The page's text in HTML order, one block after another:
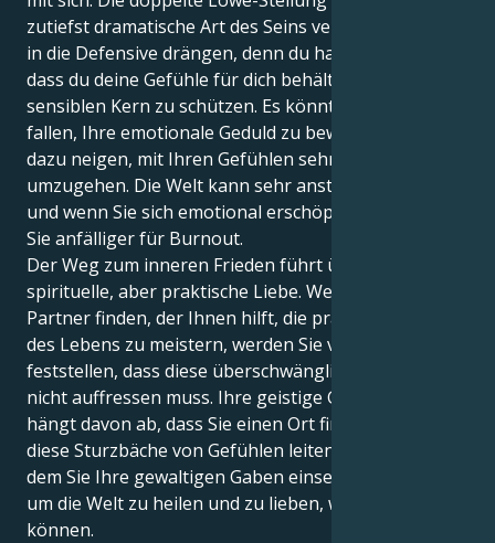
zutiefst dramatische Art des Seins verleihen und dich
in die Defensive drängen, denn du hast das Gefühl,
dass du deine Gefühle für dich behältst, um deinen
sensiblen Kern zu schützen. Es könnte Ihnen schwer
fallen, Ihre emotionale Geduld zu bewahren, da Sie
dazu neigen, mit Ihren Gefühlen sehr sorgfältig
umzugehen. Die Welt kann sehr anstrengend sein,
und wenn Sie sich emotional erschöpft fühlen, sind
Sie anfälliger für Burnout.
Der Weg zum inneren Frieden führt über eine
spirituelle, aber praktische Liebe. Wenn Sie einen
Partner finden, der Ihnen hilft, die praktischen Dinge
des Lebens zu meistern, werden Sie vielleicht
feststellen, dass diese überschwängliche Liebe Sie
nicht auffressen muss. Ihre geistige Gesundheit
hängt davon ab, dass Sie einen Ort finden, an den Sie
diese Sturzbäche von Gefühlen leiten können, an
dem Sie Ihre gewaltigen Gaben einsetzen können,
um die Welt zu heilen und zu lieben, wie nur Sie es
können.